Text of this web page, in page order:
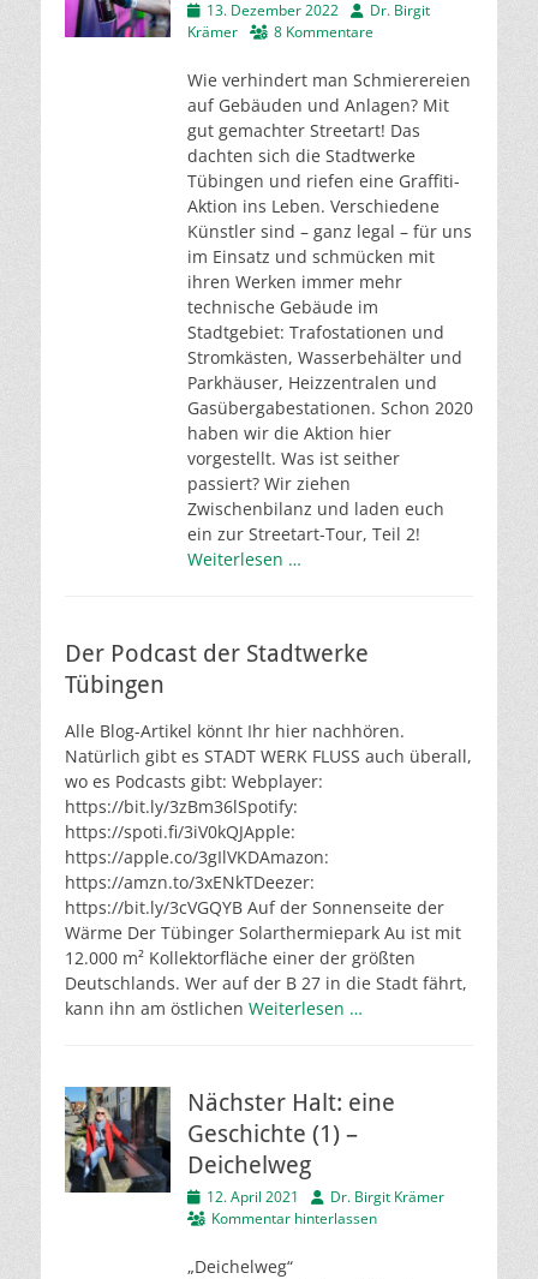
Veröffentlicht
am
13. Dezember 2022 AutorDr. Birgit
Krämer
8 Kommentare
Wie verhindert man Schmierereien
auf Gebäuden und Anlagen? Mit
gut gemachter Streetart! Das
dachten sich die Stadtwerke
Tübingen und riefen eine Graffiti-
Aktion ins Leben. Verschiedene
Künstler sind – ganz legal – für uns
im Einsatz und schmücken mit
ihren Werken immer mehr
technische Gebäude im
Stadtgebiet: Trafostationen und
Stromkästen, Wasserbehälter und
Parkhäuser, Heizzentralen und
Gasübergabestationen. Schon 2020
haben wir die Aktion hier
vorgestellt. Was ist seither
passiert? Wir ziehen
Zwischenbilanz und laden euch
ein zur Streetart-Tour, Teil 2!
Weiterlesen …
Der Podcast der Stadtwerke
Tübingen
Alle Blog-Artikel könnt Ihr hier nachhören.
Natürlich gibt es STADT WERK FLUSS auch überall,
wo es Podcasts gibt: Webplayer:
https://bit.ly/3zBm36lSpotify:
https://spoti.fi/3iV0kQJApple:
https://apple.co/3gIlVKDAmazon:
https://amzn.to/3xENkTDeezer:
https://bit.ly/3cVGQYB Auf der Sonnenseite der
Wärme Der Tübinger Solarthermiepark Au ist mit
12.000 m² Kollektorfläche einer der größten
Deutschlands. Wer auf der B 27 in die Stadt fährt,
kann ihn am östlichen Weiterlesen …
Nächster Halt: eine
Geschichte (1) –
Deichelweg
Veröffentlicht
am
12. April 2021 AutorDr. Birgit Krämer
Kommentar hinterlassen
„Deichelweg“